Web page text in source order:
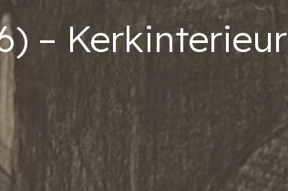
– Kerkinterieur